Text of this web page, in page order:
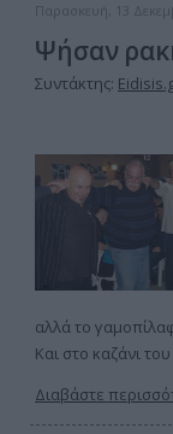
Παρασκευή, 13
Ψήσαν
Συντάκτης:
αλλά το
Και στο καζάνι
Διαβάστε